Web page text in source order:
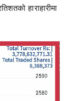
हाराहारीमा